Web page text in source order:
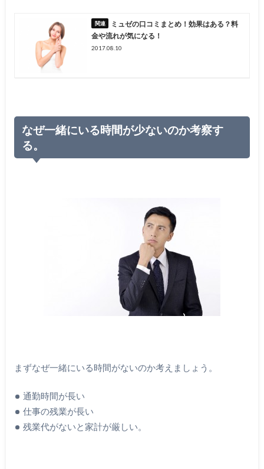
ミュゼの口コミまとめ！効果はある？料
金や流れが気になる！
2017.08.10
なぜ一緒にいる時間が少ないのか考察す
る。
まずなぜ一緒にいる時間がないのか考えましょう。
通勤時間が長い
仕事の残業が長い
残業代がないと家計が厳しい。